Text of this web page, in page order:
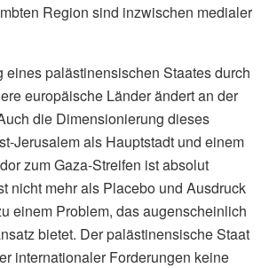
Region sind inzwischen medialer
eines palästinensischen Staates durch
europäische Länder ändert an der
die Dimensionierung dieses
Jerusalem als Hauptstadt und einem
zum Gaza-Streifen ist absolut
nicht mehr als Placebo und Ausdruck
einem Problem, das augenscheinlich
bietet. Der palästinensische Staat
internationaler Forderungen keine